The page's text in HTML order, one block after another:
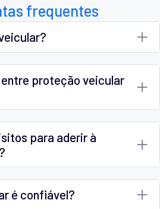
frequentes
entre proteção veicular
para aderir à
é confiável?